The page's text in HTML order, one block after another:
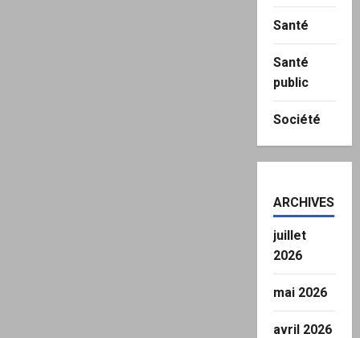
Santé
Santé
public
Société
ARCHIVES
juillet
2026
mai 2026
avril 2026